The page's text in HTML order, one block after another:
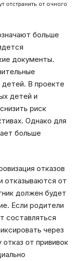
отстранить от очного
больше
документы.
детей. В проекте
детей и
риск
Однако для
больше
отказов
отказываются от
должен будет
Если родители
составляться
через
от прививок